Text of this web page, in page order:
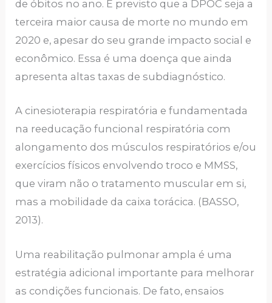
de óbitos no ano. É previsto que a DPOC seja a
terceira maior causa de morte no mundo em
2020 e, apesar do seu grande impacto social e
econômico. Essa é uma doença que ainda
apresenta altas taxas de subdiagnóstico.
A cinesioterapia respiratória e fundamentada
na reeducação funcional respiratória com
alongamento dos músculos respiratórios e/ou
exercícios físicos envolvendo troco e MMSS,
que viram não o tratamento muscular em si,
mas a mobilidade da caixa torácica. (BASSO,
2013).
Uma reabilitação pulmonar ampla é uma
estratégia adicional importante para melhorar
as condições funcionais. De fato, ensaios